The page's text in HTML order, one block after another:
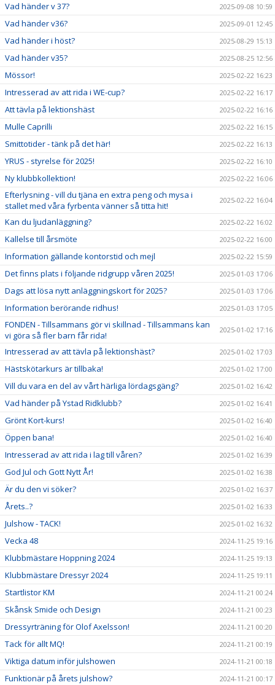
Vad händer v 37? 2025-09-08 10:59
Vad händer v36? 2025-09-01 12:45
Vad händer i höst? 2025-08-29 15:13
Vad händer v35? 2025-08-25 12:56
Mössor! 2025-02-22 16:23
Intresserad av att rida i WE-cup? 2025-02-22 16:17
Att tävla på lektionshäst 2025-02-22 16:16
Mulle Caprilli 2025-02-22 16:15
Smittotider - tänk på det här! 2025-02-22 16:13
YRUS - styrelse för 2025! 2025-02-22 16:10
Ny klubbkollektion! 2025-02-22 16:06
Efterlysning - vill du tjäna en extra peng och mysa i
stallet med våra fyrbenta vänner så titta hit!
2025-02-22 16:04
Kan du ljudanläggning? 2025-02-22 16:02
Kallelse till årsmöte 2025-02-22 16:00
Information gällande kontorstid och mejl 2025-02-22 15:59
Det finns plats i följande ridgrupp våren 2025! 2025-01-03 17:06
Dags att lösa nytt anläggningskort för 2025? 2025-01-03 17:06
Information berörande ridhus! 2025-01-03 17:05
FONDEN - Tillsammans gör vi skillnad - Tillsammans kan
vi göra så fler barn får rida!
2025-01-02 17:16
Intresserad av att tävla på lektionshäst? 2025-01-02 17:03
Hästskötarkurs är tillbaka! 2025-01-02 17:00
Vill du vara en del av vårt härliga lördagsgäng? 2025-01-02 16:42
Vad händer på Ystad Ridklubb? 2025-01-02 16:41
Grönt Kort-kurs! 2025-01-02 16:40
Öppen bana! 2025-01-02 16:40
Intresserad av att rida i lag till våren? 2025-01-02 16:39
God Jul och Gott Nytt År! 2025-01-02 16:38
Är du den vi söker? 2025-01-02 16:37
Årets..? 2025-01-02 16:33
Julshow - TACK! 2025-01-02 16:32
Vecka 48 2024-11-25 19:16
Klubbmästare Hoppning 2024 2024-11-25 19:13
Klubbmästare Dressyr 2024 2024-11-25 19:11
Startlistor KM 2024-11-21 00:24
Skånsk Smide och Design 2024-11-21 00:23
Dressyrträning för Olof Axelsson! 2024-11-21 00:20
Tack för allt MQ! 2024-11-21 00:19
Viktiga datum inför julshowen 2024-11-21 00:18
Funktionär på årets julshow? 2024-11-21 00:17